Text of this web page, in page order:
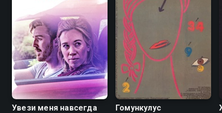
Увези меня навсегда Гомункулус